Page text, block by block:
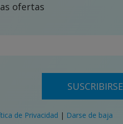
ofertas
SUSCRIBIRSE
de Privacidad | Darse de baja